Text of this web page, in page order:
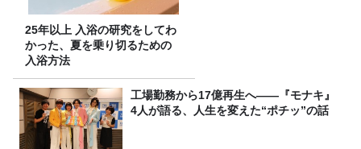
25年以上 入浴の研究をしてわ
かった、夏を乗り切るための
入浴方法
工場勤務から17億再生へ——『モナキ』
4人が語る、人生を変えた“ポチッ”の話